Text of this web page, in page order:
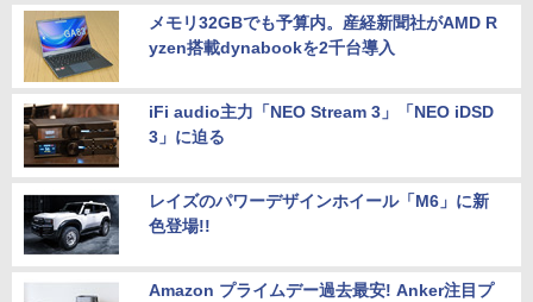
メモリ32GBでも予算内。産経新聞社がAMD R
yzen搭載dynabookを2千台導入
iFi audio主力「NEO Stream 3」「NEO iDSD
3」に迫る
レイズのパワーデザインホイール「M6」に新
色登場!!
Amazon プライムデー過去最安! Anker注目プ